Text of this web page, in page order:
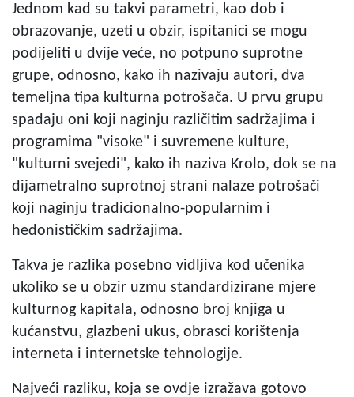
Jednom kad su takvi parametri, kao dob i
obrazovanje, uzeti u obzir, ispitanici se mogu
podijeliti u dvije veće, no potpuno suprotne
grupe, odnosno, kako ih nazivaju autori, dva
temeljna tipa kulturna potrošača. U prvu grupu
spadaju oni koji naginju različitim sadržajima i
programima "visoke" i suvremene kulture,
"kulturni svejedi", kako ih naziva Krolo, dok se na
dijametralno suprotnoj strani nalaze potrošači
koji naginju tradicionalno-popularnim i
hedonističkim sadržajima.
Takva je razlika posebno vidljiva kod učenika
ukoliko se u obzir uzmu standardizirane mjere
kulturnog kapitala, odnosno broj knjiga u
kućanstvu, glazbeni ukus, obrasci korištenja
interneta i internetske tehnologije.
Najveći razliku, koja se ovdje izražava gotovo